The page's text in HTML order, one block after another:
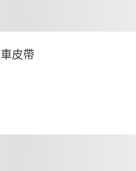
皮帶